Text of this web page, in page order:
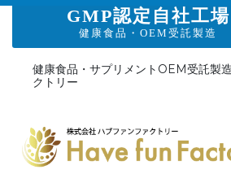
GMP認定自社工場
健康食品・OEM受託製造
健康食品・サプリメントOEM受託製
クトリー